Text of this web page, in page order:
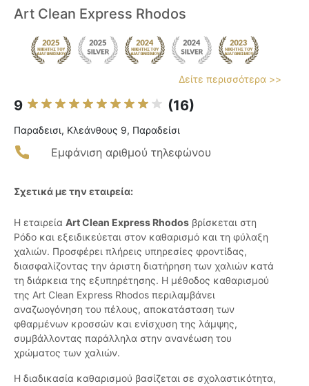
Art Clean Express Rhodos
Δείτε περισσότερα >>
9 (16)
Παραδεισι, Κλεάνθους 9, Παραδείσι
Εμφάνιση αριθμού τηλεφώνου
Σχετικά με την εταιρεία:
Η εταιρεία Art Clean Express Rhodos βρίσκεται στη
Ρόδο και εξειδικεύεται στον καθαρισμό και τη φύλαξη
χαλιών. Προσφέρει πλήρεις υπηρεσίες φροντίδας,
διασφαλίζοντας την άριστη διατήρηση των χαλιών κατά
τη διάρκεια της εξυπηρέτησης. Η μέθοδος καθαρισμού
της Art Clean Express Rhodos περιλαμβάνει
αναζωογόνηση του πέλους, αποκατάσταση των
φθαρμένων κροσσών και ενίσχυση της λάμψης,
συμβάλλοντας παράλληλα στην ανανέωση του
χρώματος των χαλιών.
Η διαδικασία καθαρισμού βασίζεται σε σχολαστικότητα,